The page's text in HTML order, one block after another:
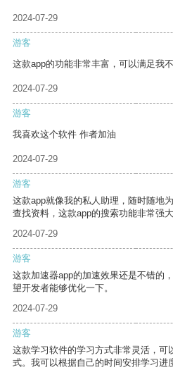
2024-07-29
游客
这款app的功能非常丰富，可以满足我
2024-07-29
游客
我喜欢这个软件 作者加油
2024-07-29
游客
这款app就像我的私人助理，随时随地
查找资料，这款app的搜索功能非常强
2024-07-29
游客
这款加速器app的加速效果还是不错的
望开发者能够优化一下。
2024-07-29
游客
这款学习软件的学习方式非常灵活，可
式。我可以根据自己的时间安排学习进